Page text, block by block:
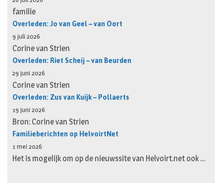
familie
Overleden: Jo van Geel – van Oort
9 juli 2026
Corine van Strien
Overleden: Riet Scheij – van Beurden
29 juni 2026
Corine van Strien
Overleden: Zus van Kuijk – Pollaerts
19 juni 2026
Bron: Corine van Strien
Familieberichten op HelvoirtNet
1 mei 2026
Het is mogelijk om op de nieuwssite van Helvoirt.net ook …